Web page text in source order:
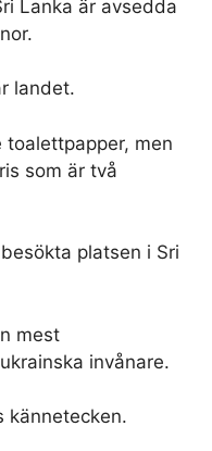
Lanka är avsedda
landet.
toalettpapper, men
som är två
platsen i Sri
mest
invånare.
kännetecken.